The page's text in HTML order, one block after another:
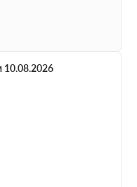
10.08.2026